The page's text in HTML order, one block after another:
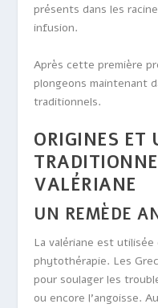
présents dans les
infusion.
Après cette première
plongeons maintenant
traditionnels.
ORIGINES ET
VALÉRIANE
UN REMÈDE
La valériane est
phytothérapie. Les
pour soulager les
ou encore l’angoisse.